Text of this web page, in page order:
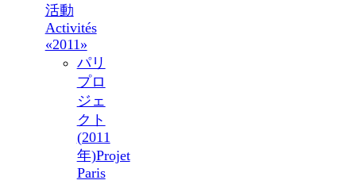
活動
Activités
«2011»
パリ
プロ
ジェ
クト
(2011
年)Projet
Paris